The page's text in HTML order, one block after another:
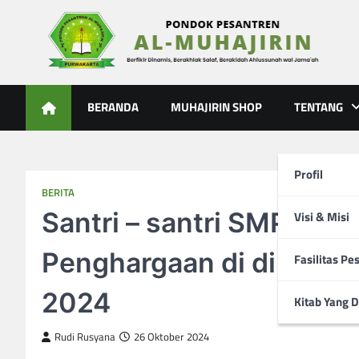
Al-Muhajirin
BERANDA MUHAJIRIN SHOP TENTANG
Profil
Visi & Misi
Fasilitas
Kitab Yang
BERITA
Santri – santri SMP 3 Al
Penghargaan di di
2024
Rudi Rusyana 26 Oktober 2024